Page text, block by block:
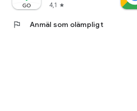
4,1
star
flag Anmäl som olämpligt